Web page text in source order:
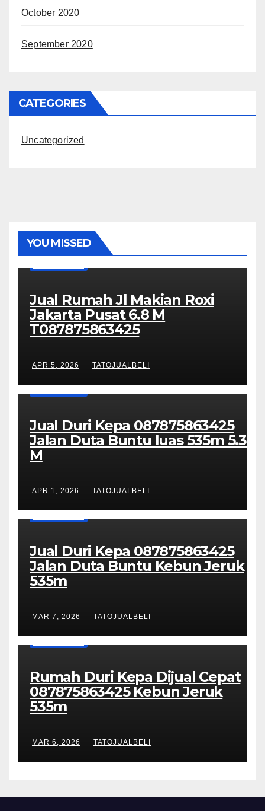
October 2020
September 2020
CATEGORIES
Uncategorized
YOU MISSED
Jual Rumah Jl Makian Roxi
Jakarta Pusat 6.8 M
T087875863425
APR 5, 2026 TATOJUALBELI
Jual Duri Kepa 087875863425
Jalan Duta Buntu luas 535m 5.3
M
APR 1, 2026 TATOJUALBELI
Jual Duri Kepa 087875863425
Jalan Duta Buntu Kebun Jeruk
535m
MAR 7, 2026 TATOJUALBELI
Rumah Duri Kepa Dijual Cepat
087875863425 Kebun Jeruk
535m
MAR 6, 2026 TATOJUALBELI